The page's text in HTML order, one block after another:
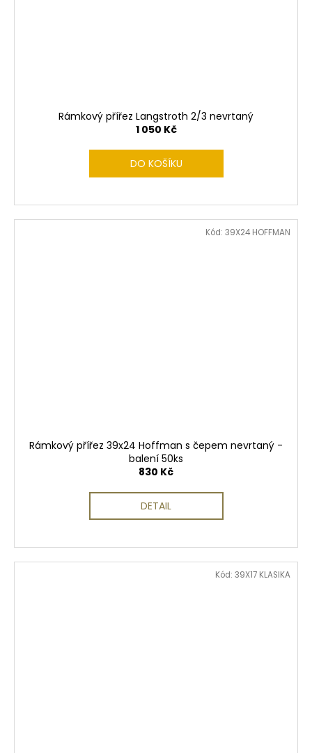
Rámkový přířez Langstroth 2/3 nevrtaný
1 050 Kč
DO KOŠÍKU
Rámkový přířez 39x24 Hoffman s čepem nevrtaný -
balení 50ks
830 Kč
DETAIL
Kód: 39X24 HOFFMAN
Kód: 39X17 KLASIKA